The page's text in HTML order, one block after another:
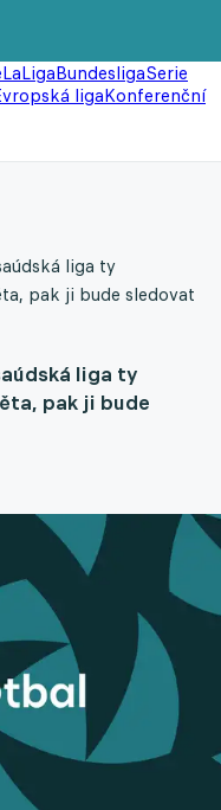
LaLigaBundesligaSerie
ligaKonferenční
liga ty
pak ji bude sledovat
liga ty
pak ji bude